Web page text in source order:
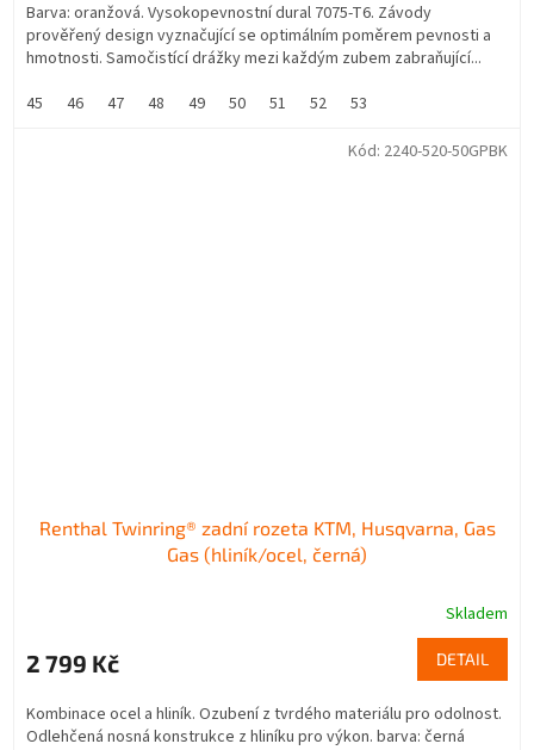
Barva: oranžová. Vysokopevnostní dural 7075-T6. Závody
prověřený design vyznačující se optimálním poměrem pevnosti a
hmotnosti. Samočistící drážky mezi každým zubem zabraňující...
45
46 47 48 49 50 51 52 53
Renthal Twinring® zadní rozeta KTM, Husqvarna, Gas
Gas (hliník/ocel, černá)
Skladem
2 799 Kč DETAIL
Kombinace ocel a hliník. Ozubení z tvrdého materiálu pro odolnost.
Odlehčená nosná konstrukce z hliníku pro výkon. barva: černá
Kód: 2240-520-50GPBK